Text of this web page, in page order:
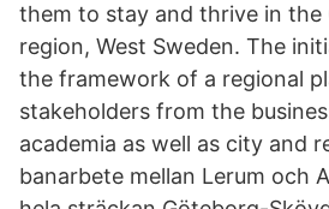
them to stay and thrive in the
region, West Sweden. The
the framework of a regional
stakeholders from the
academia as well as city and
banarbete mellan Lerum och